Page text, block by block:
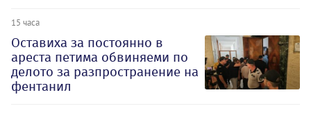
15 часа
Оставиха за постоянно в
ареста петима обвиняеми по
делото за разпространение на
фентанил